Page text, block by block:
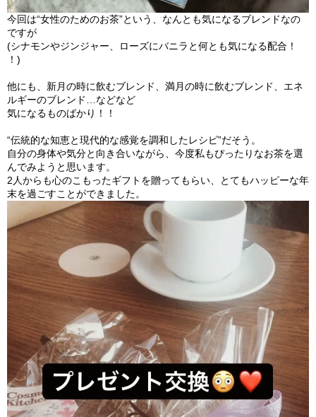
今回は“女性のためのお茶”という、 なんとも気になるブレンドなの
ですが
(シナモンやジンジャー、ローズにバニラと何とも気になる配合！
！)
他にも、新月の時に飲むブレンド、満月の時に飲むブレンド、 エネ
ルギーのブレンド…などなど
気になるものばかり！！
“伝統的な知恵と現代的な感覚を調和したレシピ”だそう。
自分の身体や気分と向き合いながら、 今度私もぴったりなお茶を選
んでみようと思います。
2人からも心のこもったギフトを贈ってもらい、
とてもハッピーな年
末を過ごすことができました。